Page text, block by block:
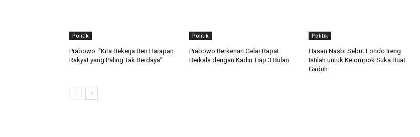
Politik
Prabowo: “Kita Bekerja Beri Harapan
Rakyat yang Paling Tak Berdaya”
Politik
Prabowo Berkenan Gelar Rapat
Berkala dengan Kadin Tiap 3 Bulan
Politik
Hasan Nasbi Sebut Londo Ireng
Istilah untuk Kelompok Suka Buat
Gaduh